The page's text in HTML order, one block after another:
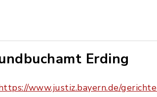
Erding
www.justiz.bayern.de/